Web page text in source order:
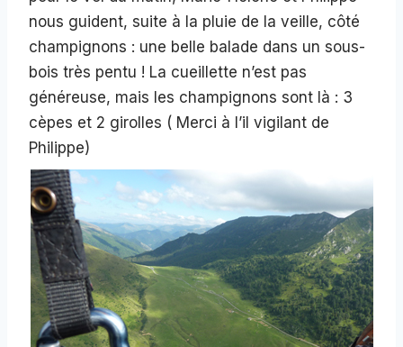
nous guident, suite à la pluie de la veille, côté
champignons : une belle balade dans un sous-
bois très pentu ! La cueillette n’est pas
généreuse, mais les champignons sont là : 3
cèpes et 2 girolles ( Merci à l’il vigilant de
Philippe)